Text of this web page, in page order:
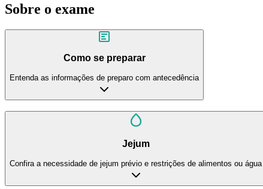
Sobre o exame
Como se preparar
Entenda as informações de preparo com antecedência
Jejum
Confira a necessidade de jejum prévio e restrições de alimentos ou água